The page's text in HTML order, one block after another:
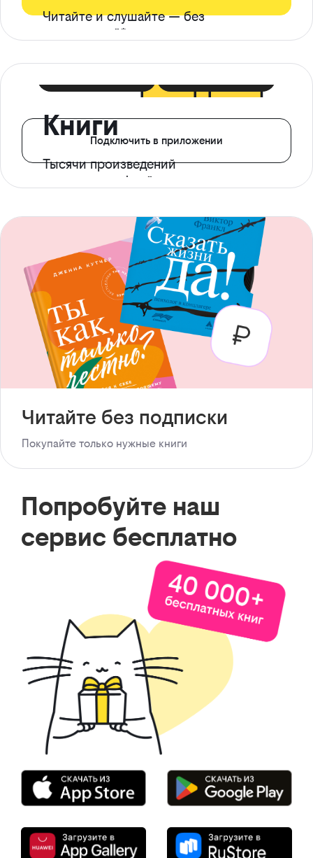
Читайте и слушайте — без
ограничений*
Книги
Тысячи произведений
с доступом офлайн
Подключить в приложении
Читайте без подписки
Покупайте только нужные книги
Попробуйте наш
сервис бесплатно